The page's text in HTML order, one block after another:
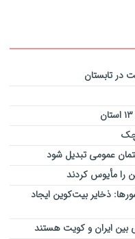
در تابستان
عمومی تبدیل شود
را مأیوس کردند
ذخایر بیت‌کوین ایجاد
بین ایران و کویت هستند